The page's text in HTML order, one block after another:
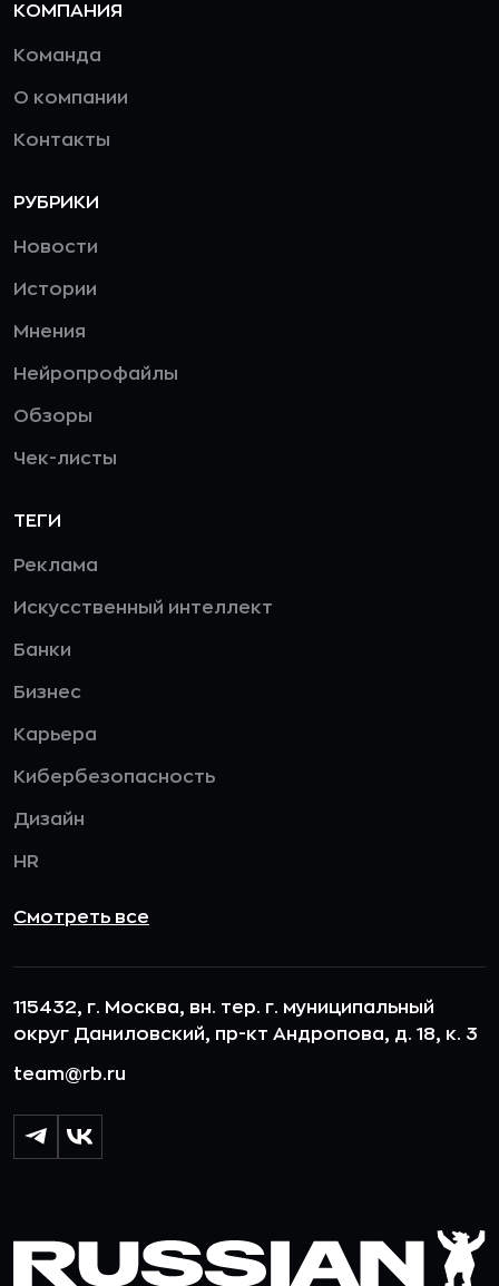
КОМПАНИЯ
Команда
О компании
Контакты
РУБРИКИ
Новости
Истории
Мнения
Нейропрофайлы
Обзоры
Чек-листы
ТЕГИ
Реклама
Искусственный интеллект
Банки
Бизнес
Карьера
Кибербезопасность
Дизайн
HR
Смотреть все
115432, г. Москва, вн. тер. г. муниципальный
округ Даниловский, пр-кт Андропова, д. 18, к. 3
team@rb.ru